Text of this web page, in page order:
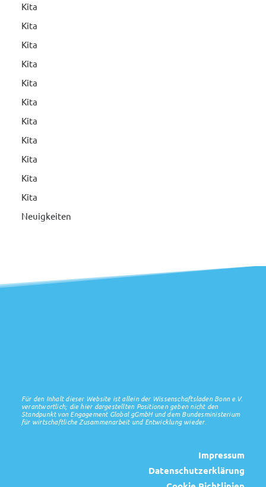
Kita
Kita
Kita
Kita
Kita
Kita
Kita
Kita
Kita
Kita
Kita
Neuigkeiten
Für den Inhalt dieser Website ist allein der Wissenschaftsladen Bonn e.V.
verantwortlich; die hier dargestellten Positionen geben nicht den
Standpunkt von Engagement Global gGmbH und dem Bundesministerium
für wirtschaftliche Zusammenarbeit und Entwicklung wieder.
Impressum
Datenschutzerklärung